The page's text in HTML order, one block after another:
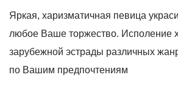
Яркая, харизматичная певица
любое Ваше торжество. Исполение
зарубежной эстрады различных
по Вашим предпочтениям